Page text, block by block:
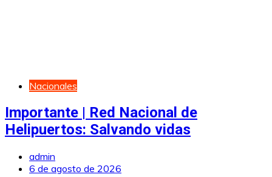
Nacionales
Importante | Red Nacional de
Helipuertos: Salvando vidas
admin
6 de agosto de 2026